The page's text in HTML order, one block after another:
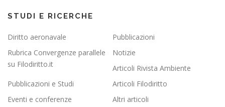
STUDI E RICERCHE
Diritto aeronavale
Pubblicazioni
Rubrica Convergenze parallele
su Filodiritto.it
Notizie
Articoli Rivista Ambiente
Pubblicazioni e Studi
Articoli Filodiritto
Eventi e conferenze
Altri articoli